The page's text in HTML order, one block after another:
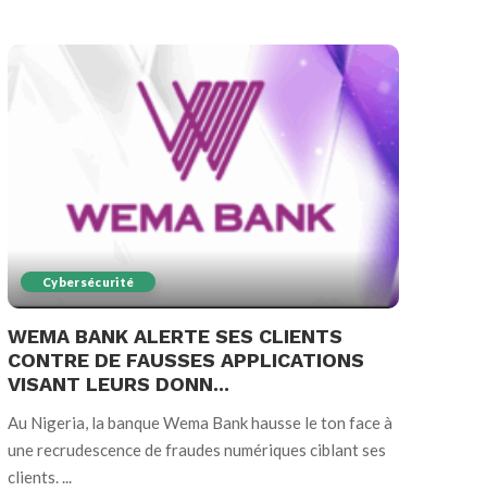
Cybersécurité
WEMA BANK ALERTE SES CLIENTS
CONTRE DE FAUSSES APPLICATIONS
VISANT LEURS DONN...
Au Nigeria, la banque Wema Bank hausse le ton face à
une recrudescence de fraudes numériques ciblant ses
clients....